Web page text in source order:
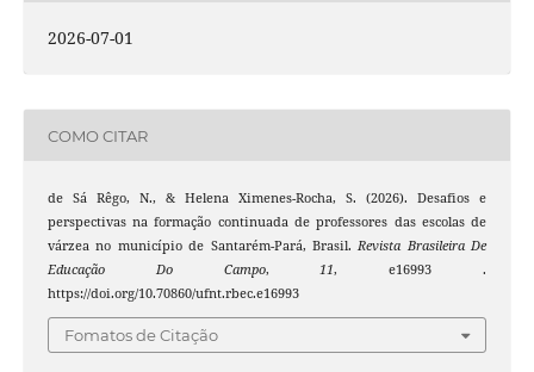
2026-07-01
COMO CITAR
de Sá Rêgo, N., & Helena Ximenes-Rocha, S. (2026). Desafios e
perspectivas na formação continuada de professores das escolas de
várzea no município de Santarém-Pará, Brasil. Revista Brasileira De
Educação Do Campo, 11, e16993 .
https://doi.org/10.70860/ufnt.rbec.e16993
Fomatos de Citação